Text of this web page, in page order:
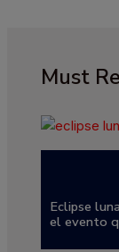
Must
Eclipse
el evento